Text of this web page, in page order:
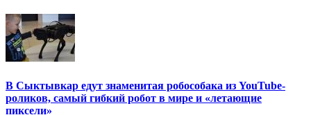
В Сыктывкар едут знаменитая робособака из YouTube-
роликов, самый гибкий робот в мире и «летающие
пиксели»